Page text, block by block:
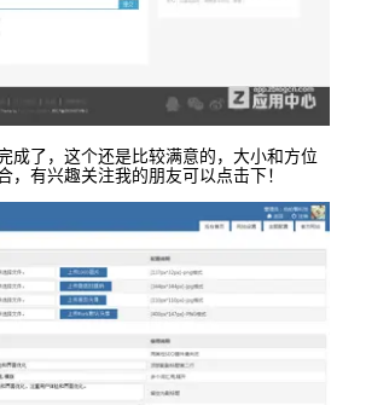
成了，这个还是比较满意的，大小和方位
，有兴趣关注我的朋友可以点击下！